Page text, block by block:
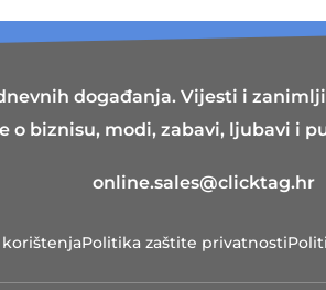
događanja. Vijesti i
o biznisu, modi, zabavi, ljubavi i
online.sales@clicktag.hr
Politika zaštite privatnosti